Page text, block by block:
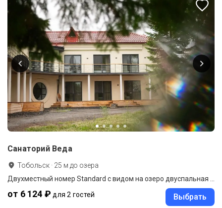
Санаторий Веда
Тобольск · 25 м до озера
от 6 124 ₽ для 2 гостей Выбрать